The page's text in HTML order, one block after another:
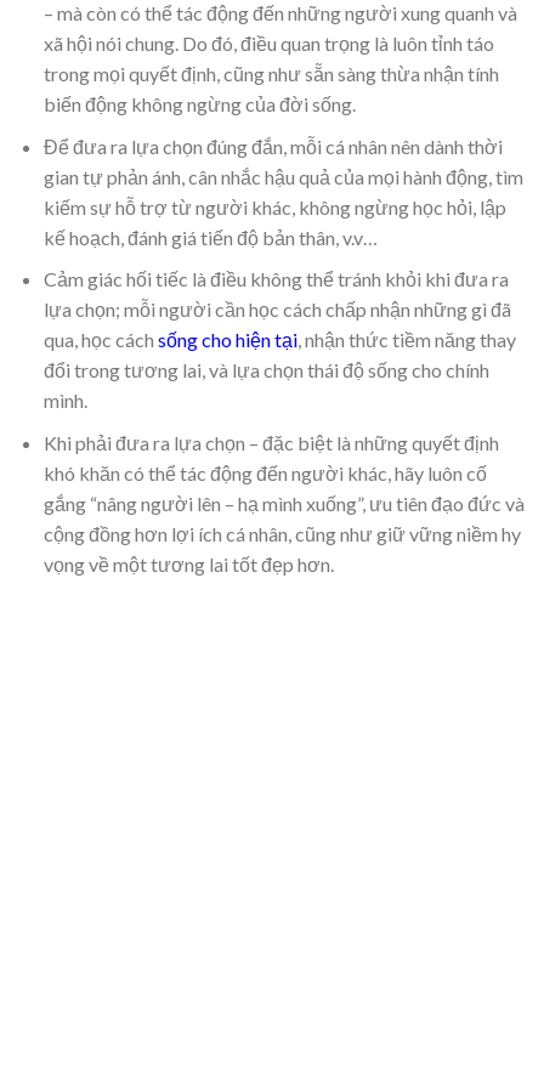
– mà còn có thể tác động đến những người xung quanh và
xã hội nói chung. Do đó, điều quan trọng là luôn tỉnh táo
trong mọi quyết định, cũng như sẵn sàng thừa nhận tính
biến động không ngừng của đời sống.
Để đưa ra lựa chọn đúng đắn, mỗi cá nhân nên dành thời
gian tự phản ánh, cân nhắc hậu quả của mọi hành động, tìm
kiếm sự hỗ trợ từ người khác, không ngừng học hỏi, lập
kế hoạch, đánh giá tiến độ bản thân, v.v…
Cảm giác hối tiếc là điều không thể tránh khỏi khi đưa ra
lựa chọn; mỗi người cần học cách chấp nhận những gì đã
qua, học cách sống cho hiện tại, nhận thức tiềm năng thay
đổi trong tương lai, và lựa chọn thái độ sống cho chính
mình.
Khi phải đưa ra lựa chọn – đặc biệt là những quyết định
khó khăn có thể tác động đến người khác, hãy luôn cố
gắng “nâng người lên – hạ mình xuống”, ưu tiên đạo đức và
cộng đồng hơn lợi ích cá nhân, cũng như giữ vững niềm hy
vọng về một tương lai tốt đẹp hơn.